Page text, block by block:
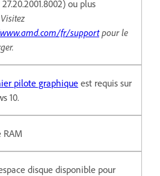
ou plus
fr/supportpour le
pilote graphique est requis sur
10.
RAM
disque disponible pour